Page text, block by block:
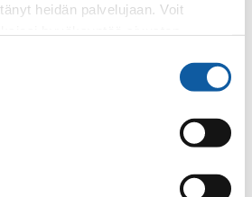
heidän palvelujaan. Voit